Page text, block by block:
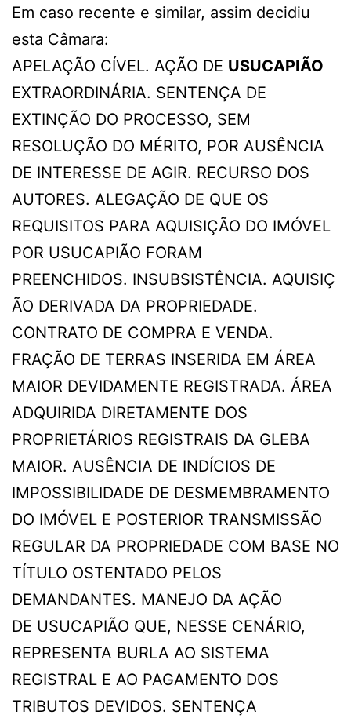
Em caso recente e similar, assim decidiu
esta Câmara:
APELAÇÃO CÍVEL. AÇÃO DE USUCAPIÃO
EXTRAORDINÁRIA. SENTENÇA DE
EXTINÇÃO DO PROCESSO, SEM
RESOLUÇÃO DO MÉRITO, POR AUSÊNCIA
DE INTERESSE DE AGIR. RECURSO DOS
AUTORES. ALEGAÇÃO DE QUE OS
REQUISITOS PARA AQUISIÇÃO DO IMÓVEL
POR USUCAPIÃO FORAM
PREENCHIDOS. INSUBSISTÊNCIA. AQUISIÇ
ÃO DERIVADA DA PROPRIEDADE.
CONTRATO DE COMPRA E VENDA.
FRAÇÃO DE TERRAS INSERIDA EM ÁREA
MAIOR DEVIDAMENTE REGISTRADA. ÁREA
ADQUIRIDA DIRETAMENTE DOS
PROPRIETÁRIOS REGISTRAIS DA GLEBA
MAIOR. AUSÊNCIA DE INDÍCIOS DE
IMPOSSIBILIDADE DE DESMEMBRAMENTO
DO IMÓVEL E POSTERIOR TRANSMISSÃO
REGULAR DA PROPRIEDADE COM BASE NO
TÍTULO OSTENTADO PELOS
DEMANDANTES. MANEJO DA AÇÃO
DE USUCAPIÃO QUE, NESSE CENÁRIO,
REPRESENTA BURLA AO SISTEMA
REGISTRAL E AO PAGAMENTO DOS
TRIBUTOS DEVIDOS. SENTENÇA